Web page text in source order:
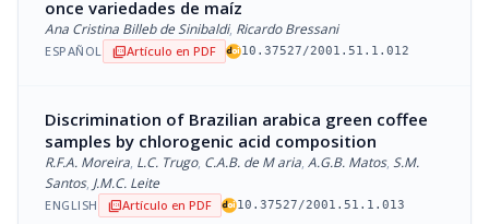
once variedades de maíz
Ana Cristina Billeb de Sinibaldi, Ricardo Bressani
ESPAÑOL picture_as_pdfArtículo en PDF 10.37527/2001.51.1.012
Discrimination of Brazilian arabica green coffee
samples by chlorogenic acid composition
R.F.A. Moreira, L.C. Trugo, C.A.B. de M aria, A.G.B. Matos, S.M.
Santos, J.M.C. Leite
ENGLISH picture_as_pdfArtículo en PDF 10.37527/2001.51.1.013